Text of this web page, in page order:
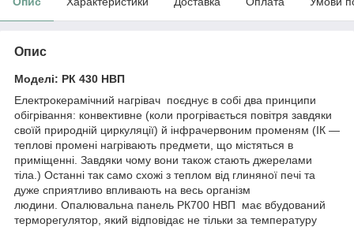
Опис
Моделі: РК 430 НВП
Електрокерамічний нагрівач поєднує в собі два принципи
обігрівання: конвективне (коли прогрівається повітря завдяки
своїй природній циркуляції) й інфрачервоним променям (ІК —
теплові промені нагрівають предмети, що містяться в
приміщенні. Завдяки чому вони також стають джерелами
тіла.) Останні так само схожі з теплом від глиняної печі та
дуже сприятливо впливають на весь організм
людини. Опалювальна панель РК700 НВП має вбудований
терморегулятор, який відповідає не тільки за температуру